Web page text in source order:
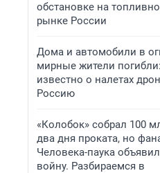
обстановке на
рынке России
Дома и автомобили в
мирные жители
известно о налетах
Россию
«Колобок» собрал 100
два дня проката, но
Человека-паука
войну. Разбираемся в